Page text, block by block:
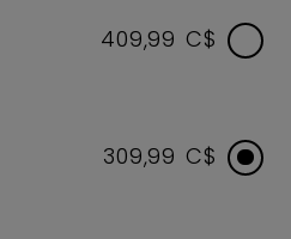
409,99 C$
309,99 C$